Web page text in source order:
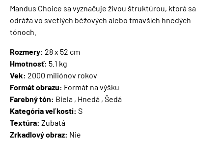
Mandus Choice sa vyznačuje živou štruktúrou, ktorá sa
odráža vo svetlých béžových alebo tmavších hnedých
tónoch.
Rozmery: 28 x 52 cm
Hmotnosť: 5.1 kg
Vek: 2000 miliónov rokov
Formát obrazu: Formát na výšku
Farebný tón: Biela , Hnedá , Šedá
Kategória veľkosti: S
Textúra: Zubatá
Zrkadlový obraz: Nie